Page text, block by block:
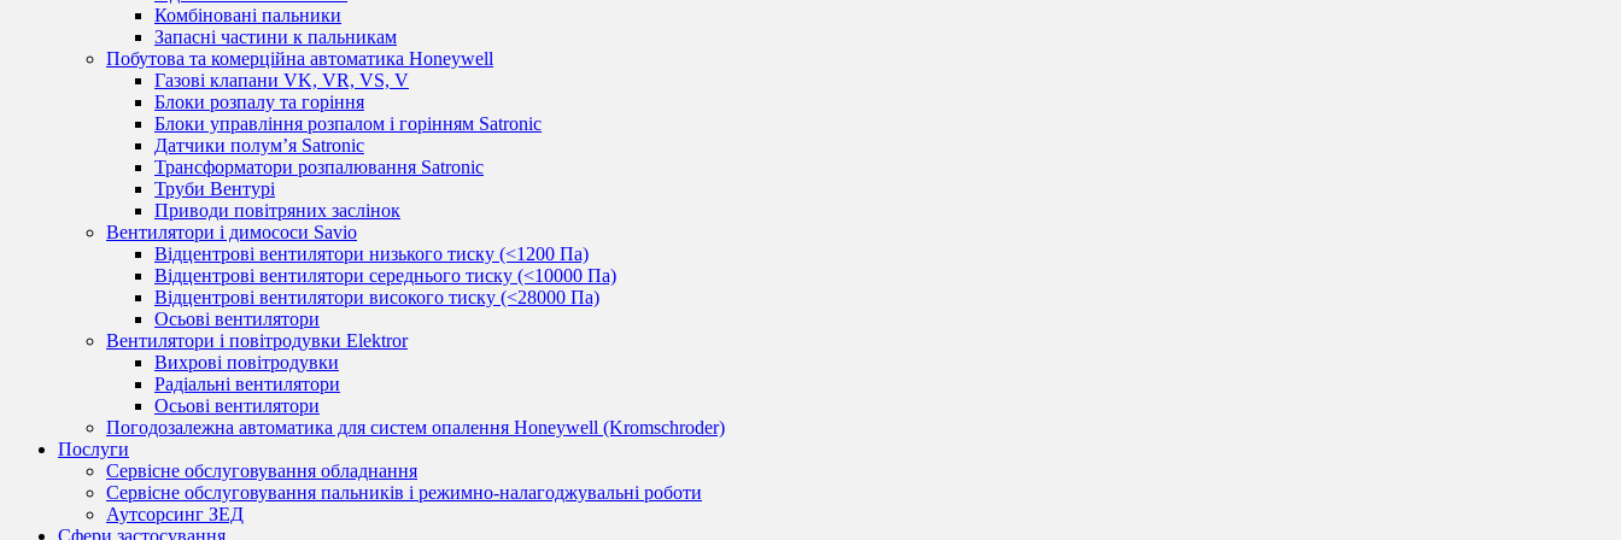
Комбіновані пальники
Запасні частини к пальникам
Побутова та комерційна автоматика Honeywell
Газові клапани VK, VR, VS, V
Блоки розпалу та горіння
Блоки управління розпалом і горінням Satronic
Датчики полум’я Satronic
Трансформатори розпалювання Satronic
Труби Вентурі
Приводи повітряних заслінок
Вентилятори і димососи Savio
Відцентрові вентилятори низького тиску (<1200 Па)
Відцентрові вентилятори середнього тиску (<10000 Па)
Відцентрові вентилятори високого тиску (<28000 Па)
Осьові вентилятори
Вентилятори і повітродувки Elektror
Вихрові повітродувки
Радіальні вентилятори
Осьові вентилятори
Погодозалежна автоматика для систем опалення Honeywell (Kromschroder)
Послуги
Сервісне обслуговування обладнання
Сервісне обслуговування пальників і режимно-налагоджувальні роботи
Аутсорсинг ЗЕД
Сфери застосування